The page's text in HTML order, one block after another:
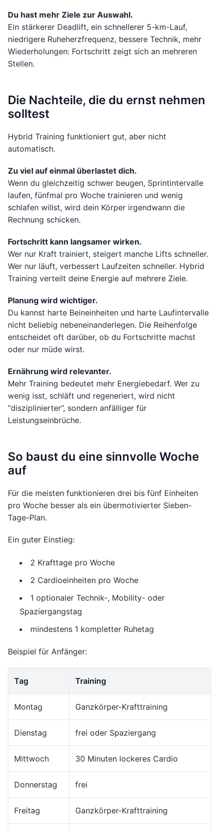
Du hast mehr Ziele zur Auswahl.
Ein stärkerer Deadlift, ein schnellerer 5-km-Lauf,
niedrigere Ruheherzfrequenz, bessere Technik, mehr
Wiederholungen: Fortschritt zeigt sich an mehreren
Stellen.
Die Nachteile, die du ernst nehmen
solltest
Hybrid Training funktioniert gut, aber nicht
automatisch.
Zu viel auf einmal überlastet dich.
Wenn du gleichzeitig schwer beugen, Sprintintervalle
laufen, fünfmal pro Woche trainieren und wenig
schlafen willst, wird dein Körper irgendwann die
Rechnung schicken.
Fortschritt kann langsamer wirken.
Wer nur Kraft trainiert, steigert manche Lifts schneller.
Wer nur läuft, verbessert Laufzeiten schneller. Hybrid
Training verteilt deine Energie auf mehrere Ziele.
Planung wird wichtiger.
Du kannst harte Beineinheiten und harte Laufintervalle
nicht beliebig nebeneinanderlegen. Die Reihenfolge
entscheidet oft darüber, ob du Fortschritte machst
oder nur müde wirst.
Ernährung wird relevanter.
Mehr Training bedeutet mehr Energiebedarf. Wer zu
wenig isst, schläft und regeneriert, wird nicht
“disziplinierter”, sondern anfälliger für
Leistungseinbrüche.
So baust du eine sinnvolle Woche
auf
Für die meisten funktionieren drei bis fünf Einheiten
pro Woche besser als ein übermotivierter Sieben-
Tage-Plan.
Ein guter Einstieg:
2 Krafttage pro Woche
2 Cardioeinheiten pro Woche
1 optionaler Technik-, Mobility- oder
Spaziergangstag
mindestens 1 kompletter Ruhetag
Beispiel für Anfänger:
Tag Training
Montag Ganzkörper-Krafttraining
Dienstag frei oder Spaziergang
Mittwoch 30 Minuten lockeres Cardio
Donnerstag frei
Freitag Ganzkörper-Krafttraining